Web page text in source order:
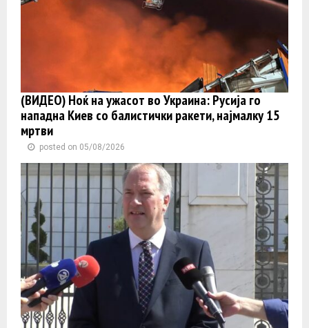
(ВИДЕО) Ноќ на ужасот во Украина: Русија го
нападна Киев со балистички ракети, најмалку 15
мртви
posted on 05/08/2026